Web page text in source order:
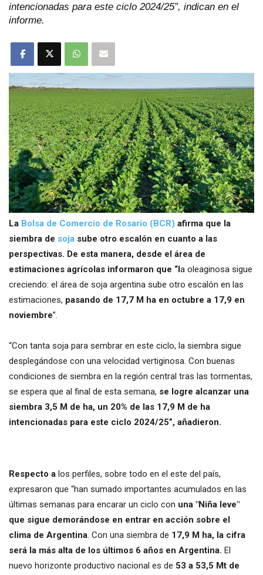
intencionadas para este ciclo 2024/25”, indican en el
informe.
La Bolsa de Comercio de Rosario (BCR) afirma que la
siembra de soja sube otro escalón en cuanto a las
perspectivas. De esta manera, desde el área de
estimaciones agrícolas informaron que “la oleaginosa sigue
creciendo: el área de soja argentina sube otro escalón en las
estimaciones, pasando de 17,7 M ha en octubre a 17,9 en
noviembre”.
“Con tanta soja para sembrar en este ciclo, la siembra sigue
desplegándose con una velocidad vertiginosa. Con buenas
condiciones de siembra en la región central tras las tormentas,
se espera que al final de esta semana, se logre alcanzar una
siembra 3,5 M de ha, un 20% de las 17,9 M de ha
intencionadas para este ciclo 2024/25”, añadieron.
Respecto a los perfiles, sobre todo en el este del país,
expresaron que “han sumado importantes acumulados en las
últimas semanas para encarar un ciclo con una "Niña leve"
que sigue demorándose en entrar en acción sobre el
clima de Argentina. Con una siembra de 17,9 M ha, la cifra
será la más alta de los últimos 6 años en Argentina. El
nuevo horizonte productivo nacional es de 53 a 53,5 Mt de